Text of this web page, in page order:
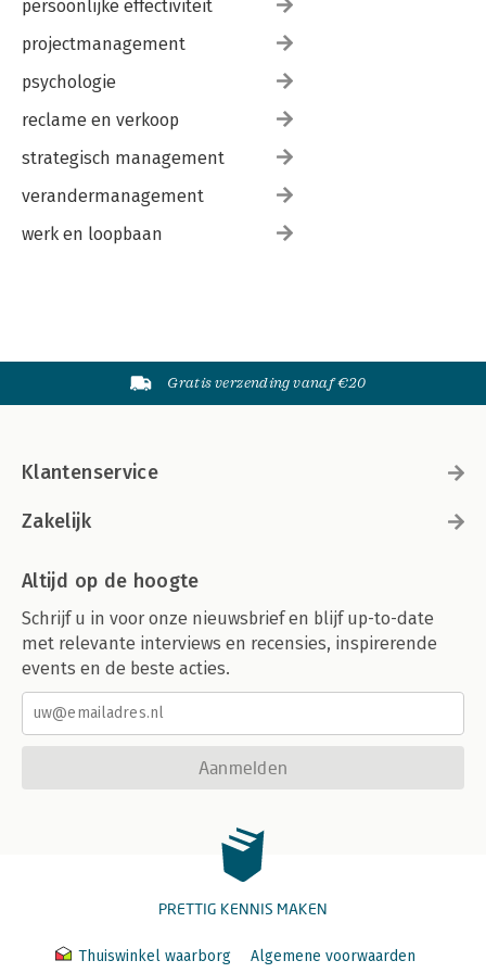
Literatuurlijst
Over de auteurs
persoonlijke effectiviteit
projectmanagement
psychologie
reclame en verkoop
strategisch management
verandermanagement
werk en loopbaan
Gratis verzending vanaf €20
Klantenservice
Zakelijk
Altijd op de hoogte
Schrijf u in voor onze nieuwsbrief en blijf up-to-date
met relevante interviews en recensies, inspirerende
events en de beste acties.
Aanmelden
PRETTIG KENNIS MAKEN
Thuiswinkel waarborg Algemene voorwaarden